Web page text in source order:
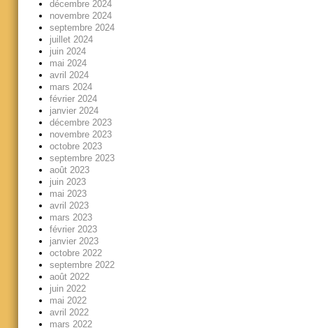
décembre 2024
novembre 2024
septembre 2024
juillet 2024
juin 2024
mai 2024
avril 2024
mars 2024
février 2024
janvier 2024
décembre 2023
novembre 2023
octobre 2023
septembre 2023
août 2023
juin 2023
mai 2023
avril 2023
mars 2023
février 2023
janvier 2023
octobre 2022
septembre 2022
août 2022
juin 2022
mai 2022
avril 2022
mars 2022